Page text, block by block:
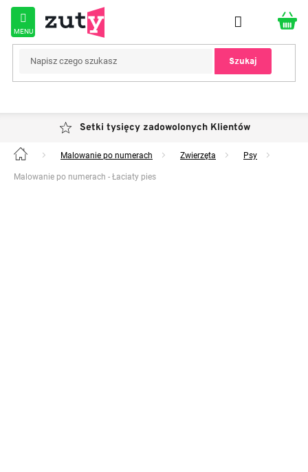
Przejść
treści
Szukaj
Setki tysięcy zadowolonych Klientów
Home Malowanie po numerach Zwierzęta Psy
Malowanie po numerach - Łaciaty pies